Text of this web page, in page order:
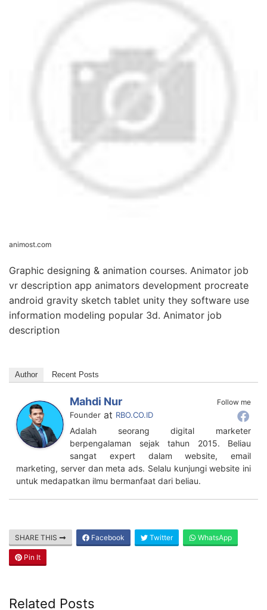
animost.com
Graphic designing & animation courses. Animator job
vr description app animators development procreate
android gravity sketch tablet unity they software use
information modeling popular 3d. Animator job
description
Author Recent Posts
Follow me
Mahdi Nur
Founder at RBO.CO.ID
Adalah seorang digital marketer
berpengalaman sejak tahun 2015. Beliau
sangat expert dalam website, email
marketing, server dan meta ads. Selalu kunjungi website ini
untuk medapatkan ilmu bermanfaat dari beliau.
SHARE THIS Facebook Twitter WhatsApp
Pin It
Related Posts